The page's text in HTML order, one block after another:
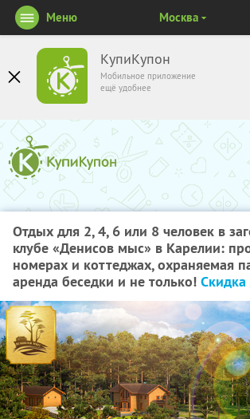
КупиКупон
Мобильное приложение
ещё удобнее
Меню Москва
Отдых для 2, 4, 6 или 8 человек в
клубе «Денисов мыс» в Карелии:
номерах и коттеджах, охраняемая
аренда беседки и не только!